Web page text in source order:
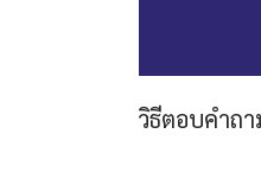
วิธีตอบคำถ